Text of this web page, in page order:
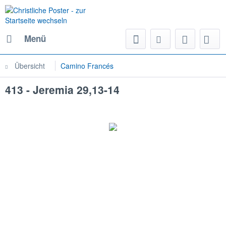
Menü
Übersicht Camino Francés
413 - Jeremia 29,13-14